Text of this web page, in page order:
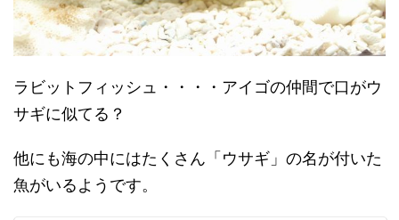
ラビットフィッシュ・・・・アイゴの仲間で口がウ
サギに似てる？
他にも海の中にはたくさん「ウサギ」の名が付いた
魚がいるようです。